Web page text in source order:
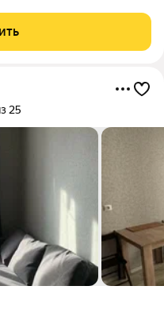
характеристики: Oбщая
25